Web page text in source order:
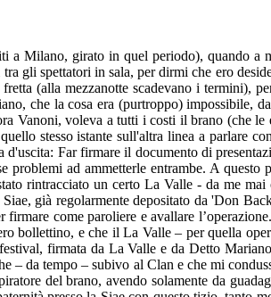
Milano, girato in quel periodo), quando a
gli spettatori in sala, per dirmi che ero
(alla mezzanotte scadevano i termini),
che la cosa era (purtroppo) impossibile,
Vanoni, voleva a tutti i costi il brano (che
stesso istante sull'altra linea a parlare
Far firmare il documento di
ad ammetterle entrambe. A
rintracciato un certo La Valle - da me
già regolarmente depositato da 'Don
come paroliere e avallare
bollettino, e che il La Valle – per quella
firmata da La Valle e da Detto
– da tempo – subivo al Clan e che mi
del brano, avendo solamente da